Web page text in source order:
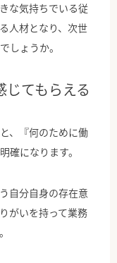
な気持ちでいる従
人材となり、次世
しょうか。
てもらえる
、『何のために働
確になります。
自分自身の存在意
がいを持って業務